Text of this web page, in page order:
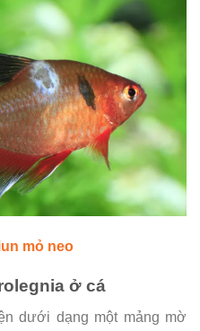
mỏ neo
ở cá
dưới dạng một mảng mờ